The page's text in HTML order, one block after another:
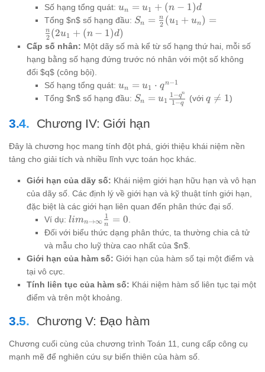
Số hạng tổng quát: u_n
=
u_1
+
(n-
1)d
un = u1 + (n − 1)d
Tổng $n$ số hạng đầu: S_n =
{2}(u_1
+ u_n)
\frac{n}
{2}
(2u_1 +
Sn = 2
n (u1 + un) =
2
n (2u1 + (n − 1)d)
Cấp số nhân: Một dãy số mà kể từ số hạng thứ hai, mỗi số
hạng bằng số hạng đứng trước nó nhân với một số không
đổi $q$ (công bội).
Số hạng tổng quát: u_n
=
\cdot
q^{n-
1}
un = u1 ⋅ qn−1
Tổng $n$ số hạng đầu: S_n =
\frac{1-
q^n}{1-
q}
Sn = u1 1−q
1−qn
(với q
q 
= 1)
Chương IV: Giới hạn
Đây là chương học mang tính đột phá, giới thiệu khái niệm nền
tảng cho giải tích và nhiều lĩnh vực toán học khác.
Giới hạn của dãy số: Khái niệm giới hạn hữu hạn và vô hạn
của dãy số. Các định lý về giới hạn và kỹ thuật tính giới hạn,
đặc biệt là các giới hạn liên quan đến phân thức đại số.
Ví dụ: lim_{n
\to
\infty}
\frac{1}
limn→∞ n
1 = 0
Đối với biểu thức dạng phân thức, ta thường chia cả tử
và mẫu cho luỹ thừa cao nhất của $n$.
Giới hạn của hàm số: Giới hạn của hàm số tại một điểm và
tại vô cực.
Tính liên tục của hàm số: Khái niệm hàm số liên tục tại một
điểm và trên một khoảng.
Chương V: Đạo hàm
Chương cuối cùng của chương trình Toán 11, cung cấp công cụ
mạnh mẽ để nghiên cứu sự biến thiên của hàm số.